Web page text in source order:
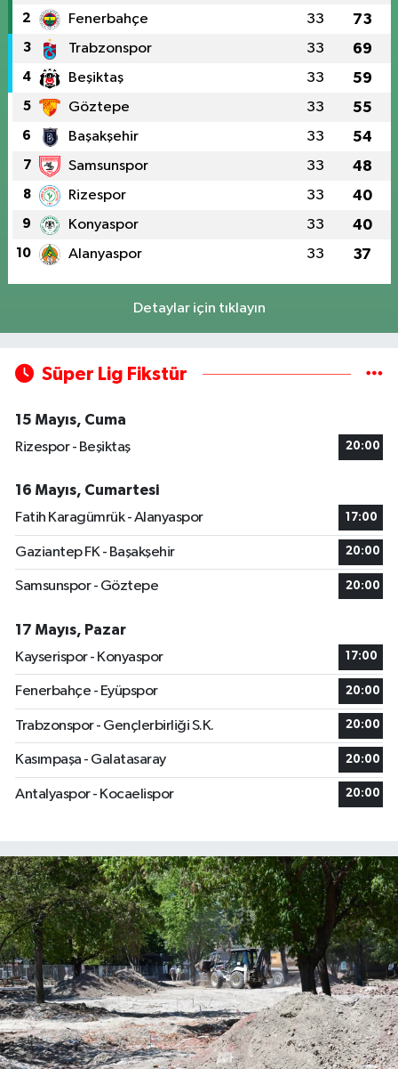
2 Fenerbahçe 33 73
3 Trabzonspor 33 69
4 Beşiktaş 33 59
5 Göztepe 33 55
6 Başakşehir 33 54
7 Samsunspor 33 48
8 Rizespor 33 40
9 Konyaspor 33 40
10 Alanyaspor 33 37
Detaylar için tıklayın
Süper Lig Fikstür
15 Mayıs, Cuma
Rizespor - Beşiktaş
20:00
16 Mayıs, Cumartesi
Fatih Karagümrük - Alanyaspor
17:00
Gaziantep FK - Başakşehir 20:00
Samsunspor - Göztepe 20:00
17 Mayıs, Pazar
Kayserispor - Konyaspor
17:00
Fenerbahçe - Eyüpspor 20:00
Trabzonspor - Gençlerbirliği S.K. 20:00
Kasımpaşa - Galatasaray 20:00
Antalyaspor - Kocaelispor 20:00